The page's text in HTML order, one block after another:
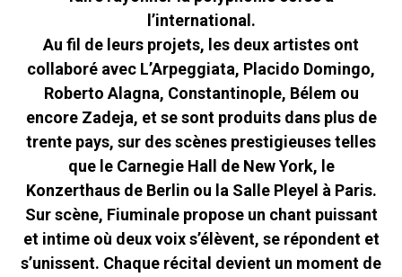
l’international.
Au fil de leurs projets, les deux artistes ont
collaboré avec L’Arpeggiata, Placido Domingo,
Roberto Alagna, Constantinople, Bélem ou
encore Zadeja, et se sont produits dans plus de
trente pays, sur des scènes prestigieuses telles
que le Carnegie Hall de New York, le
Konzerthaus de Berlin ou la Salle Pleyel à Paris.
Sur scène, Fiuminale propose un chant puissant
et intime où deux voix s’élèvent, se répondent et
s’unissent. Chaque récital devient un moment de